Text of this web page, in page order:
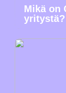
Mikä on
yritystä?